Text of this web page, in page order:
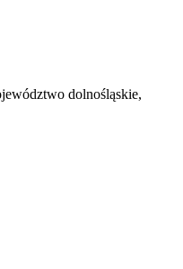
dolnośląskie,